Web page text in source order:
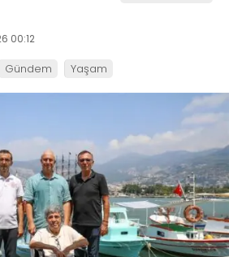
00:12
Gündem Yaşam